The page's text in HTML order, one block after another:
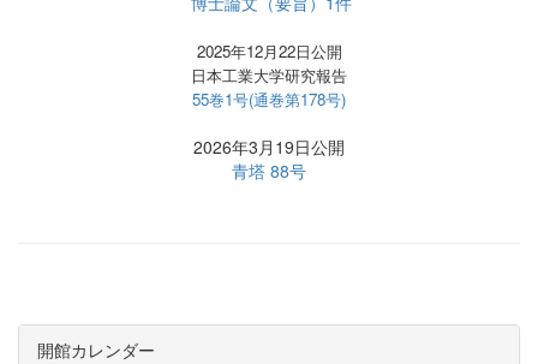
2025年12月22日公開
日本工業大学研究報告
55巻1号(通巻第178号)
2026年3月19日公開
青塔 88号
開館カレンダー